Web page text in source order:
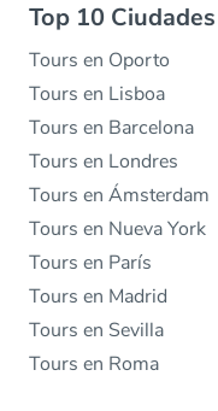
Top 10 Ciudades
Tours en Oporto
Tours en Lisboa
Tours en Barcelona
Tours en Londres
Tours en Ámsterdam
Tours en Nueva York
Tours en París
Tours en Madrid
Tours en Sevilla
Tours en Roma